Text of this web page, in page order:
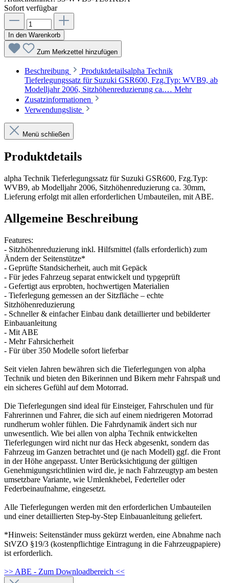
Sofort verfügbar
In den Warenkorb
Zum Merkzettel hinzufügen
Beschreibung
Produktdetailsalpha Technik
Tieferlegungssatz für Suzuki GSR600, Fzg.Typ: WVB9, ab
Modelljahr 2006, Sitzhöhenreduzierung ca.… Mehr
Zusatzinformationen
Verwendungsliste
Menü schließen
Produktdetails
alpha Technik Tieferlegungssatz für Suzuki GSR600, Fzg.Typ:
WVB9, ab Modelljahr 2006, Sitzhöhenreduzierung ca. 30mm,
Lieferung erfolgt mit allen erforderlichen Umbauteilen, mit ABE.
Allgemeine Beschreibung
Features:
- Sitzhöhenreduzierung inkl. Hilfsmittel (falls erforderlich) zum
Ändern der Seitenstütze*
- Geprüfte Standsicherheit, auch mit Gepäck
- Für jedes Fahrzeug separat entwickelt und typgeprüft
- Gefertigt aus erprobten, hochwertigen Materialien
- Tieferlegung gemessen an der Sitzfläche – echte
Sitzhöhenreduzierung
- Schneller & einfacher Einbau dank detaillierter und bebilderter
Einbauanleitung
- Mit ABE
- Mehr Fahrsicherheit
- Für über 350 Modelle sofort lieferbar
Seit vielen Jahren bewähren sich die Tieferlegungen von alpha
Technik und bieten den Bikerinnen und Bikern mehr Fahrspaß und
ein sicheres Gefühl auf dem Motorrad.
Die Tieferlegungen sind ideal für Einsteiger, Fahrschulen und für
Fahrerinnen und Fahrer, die sich auf einem niedrigeren Motorrad
rundherum wohler fühlen. Die Fahrdynamik ändert sich nur
unwesentlich. Wie bei allen von alpha Technik entwickelten
Tieferlegungen wird nicht nur das Heck abgesenkt, sondern das
Fahrzeug im Ganzen betrachtet und (je nach Modell) ggf. die Front
in der Höhe angepasst. Unter Berücksichtigung der gültigen
Genehmigungsrichtlinien wird die, je nach Fahrzeugtyp am besten
umsetzbare Variante, wie Umlenkhebel, Federteller oder
Federbeinaufnahme, eingesetzt.
Alle Tieferlegungen werden mit den erforderlichen Umbauteilen
und einer detaillierten Step-by-Step Einbauanleitung geliefert.
*Hinweis: Seitenständer muss gekürzt werden, eine Abnahme nach
StVZO §19/3 (kostenpflichtige Eintragung in die Fahrzeugpapiere)
ist erforderlich.
>> ABE - Zum Downloadbereich <<